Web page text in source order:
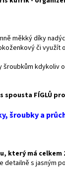
měkký díky
či využít
šroubkům kdykoliv
spousta FÍGLŮ
šroubky a
který má
detailně s jasným